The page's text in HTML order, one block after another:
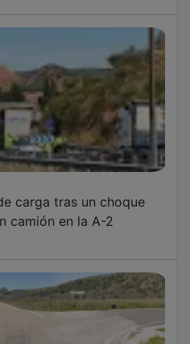
carga tras un choque
camión en la A-2